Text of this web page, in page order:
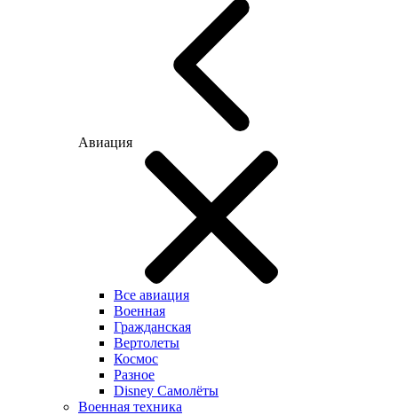
Авиация
Все авиация
Военная
Гражданская
Вертолеты
Космос
Разное
Disney Самолёты
Военная техника